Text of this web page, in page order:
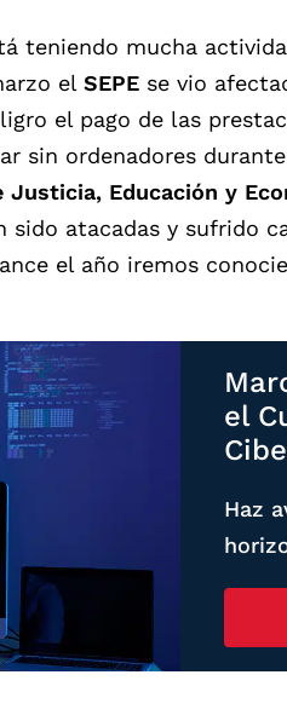
teniendo mucha
el SEPE se vio
el pago de las
sin ordenadores
Justicia, Educación y
sido atacadas y sufrido
el año iremos
el
Haz